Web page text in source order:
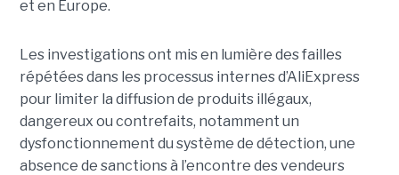
et en Europe.
Les investigations ont mis en lumière des failles
répétées dans les processus internes d’AliExpress
pour limiter la diffusion de produits illégaux,
dangereux ou contrefaits, notamment un
dysfonctionnement du système de détection, une
absence de sanctions à l’encontre des vendeurs